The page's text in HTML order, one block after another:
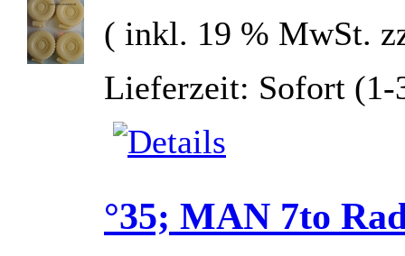
( inkl. 19 % MwSt.
Lieferzeit: Sofort (1-
°35; MAN 7to